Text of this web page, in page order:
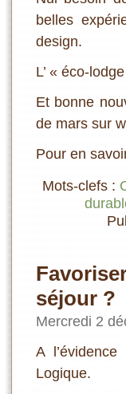
belles
design.
L’ « éco-
Et bonne
de mars sur
Pour en
Mots-clefs :
séjour ?
Mercredi 2
A
Logique.